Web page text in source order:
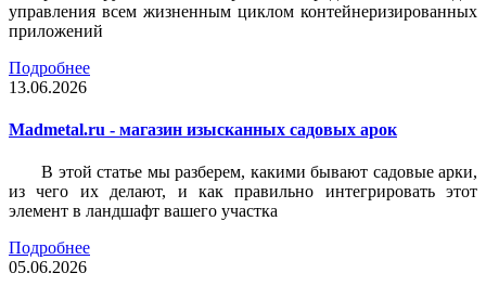
управления всем жизненным циклом контейнеризированных
приложений
Подробнее
13.06.2026
Madmetal.ru - магазин изысканных садовых арок
В этой статье мы разберем, какими бывают садовые арки,
из чего их делают, и как правильно интегрировать этот
элемент в ландшафт вашего участка
Подробнее
05.06.2026